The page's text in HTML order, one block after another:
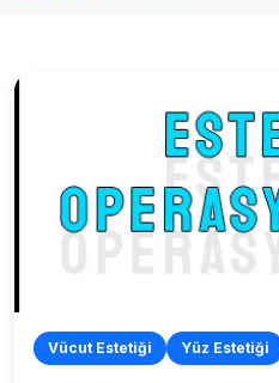
Vücut Estetiği Yüz Estetiği